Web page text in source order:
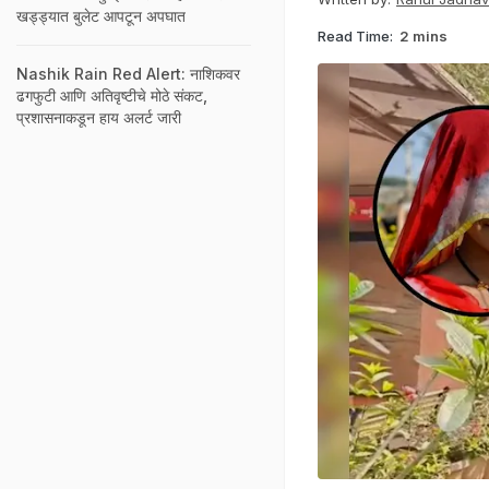
Read Time: 2 mins
खड्ड्यात बुलेट आपटून अपघात
Nashik Rain Red Alert: नाशिकवर
ढगफुटी आणि अतिवृष्टीचे मोठे संकट,
प्रशासनाकडून हाय अलर्ट जारी